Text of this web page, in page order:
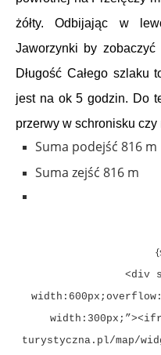
żółty. Odbijając w
Jaworzynki by zobaczyć
Długość Całego
jest na ok 5 godzin. Do
przerwy w schronisku czy
Suma podejść 816 m
Suma zejść 816 m
<div
turystyczna.pl/map/